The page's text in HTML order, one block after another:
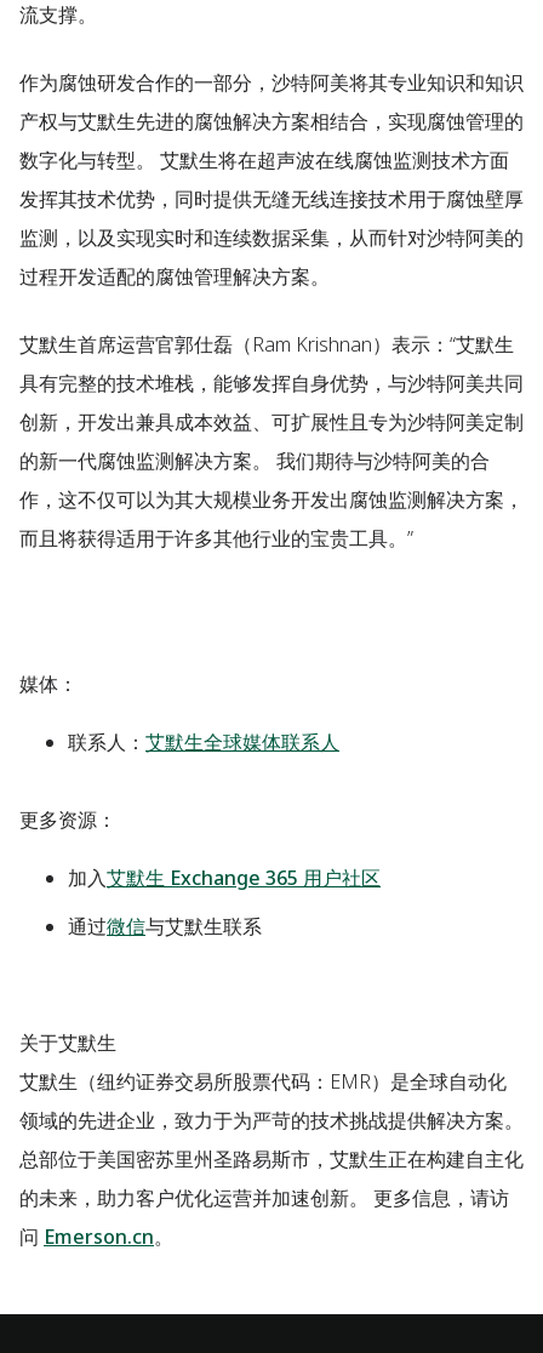
流支撑。
作为腐蚀研发合作的一部分，沙特阿美将其专业知识和知识
产权与艾默生先进的腐蚀解决方案相结合，实现腐蚀管理的
数字化与转型。 艾默生将在超声波在线腐蚀监测技术方面
发挥其技术优势，同时提供无缝无线连接技术用于腐蚀壁厚
监测，以及实现实时和连续数据采集，从而针对沙特阿美的
过程开发适配的腐蚀管理解决方案。
艾默生首席运营官郭仕磊（Ram Krishnan）表示：“艾默生
具有完整的技术堆栈，能够发挥自身优势，与沙特阿美共同
创新，开发出兼具成本效益、可扩展性且专为沙特阿美定制
的新一代腐蚀监测解决方案。 我们期待与沙特阿美的合
作，这不仅可以为其大规模业务开发出腐蚀监测解决方案，
而且将获得适用于许多其他行业的宝贵工具。”
媒体：
联系人： 艾默生全球媒体联系人
更多资源：
加入艾默生 Exchange 365 用户社区
通过微信与艾默生联系
关于艾默生
艾默生（纽约证券交易所股票代码：EMR）是全球自动化
领域的先进企业，致力于为严苛的技术挑战提供解决方案。
总部位于美国密苏里州圣路易斯市，艾默生正在构建自主化
的未来，助力客户优化运营并加速创新。 更多信息，请访
问 Emerson.cn。